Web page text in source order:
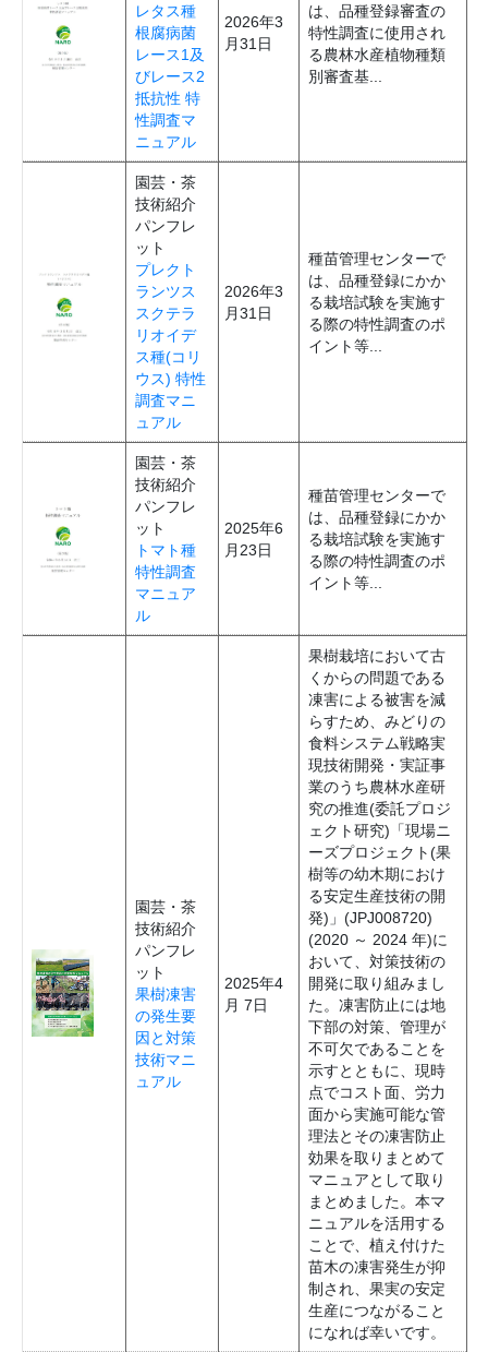
レタス種
根腐病菌
レース1及
びレース2
抵抗性 特
性調査マ
ニュアル
2026年3
月31日
は、品種登録審査の
特性調査に使用され
る農林水産植物種類
別審査基...
園芸・茶
技術紹介
パンフレ
ット
プレクト
ランツス
スクテラ
リオイデ
ス種(コリ
ウス) 特性
調査マニ
ュアル
2026年3
月31日
種苗管理センターで
は、品種登録にかか
る栽培試験を実施す
る際の特性調査のポ
イント等...
園芸・茶
技術紹介
パンフレ
ット
トマト種
特性調査
マニュア
ル
2025年6
月23日
種苗管理センターで
は、品種登録にかか
る栽培試験を実施す
る際の特性調査のポ
イント等...
園芸・茶
技術紹介
パンフレ
ット
果樹凍害
の発生要
因と対策
技術マニ
ュアル
2025年4
月 7日
果樹栽培において古
くからの問題である
凍害による被害を減
らすため、みどりの
食料システム戦略実
現技術開発・実証事
業のうち農林水産研
究の推進(委託プロジ
ェクト研究)「現場ニ
ーズプロジェクト(果
樹等の幼木期におけ
る安定生産技術の開
発)」(JPJ008720)
(2020 ～ 2024 年)に
おいて、対策技術の
開発に取り組みまし
た。凍害防止には地
下部の対策、管理が
不可欠であることを
示すとともに、現時
点でコスト面、労力
面から実施可能な管
理法とその凍害防止
効果を取りまとめて
マニュアとして取り
まとめました。本マ
ニュアルを活用する
ことで、植え付けた
苗木の凍害発生が抑
制され、果実の安定
生産につながること
になれば幸いです。